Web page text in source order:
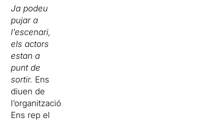
Ja podeu
pujar a
l’escenari,
els actors
estan a
punt de
sortir. Ens
diuen de
l’organització.
Ens rep el